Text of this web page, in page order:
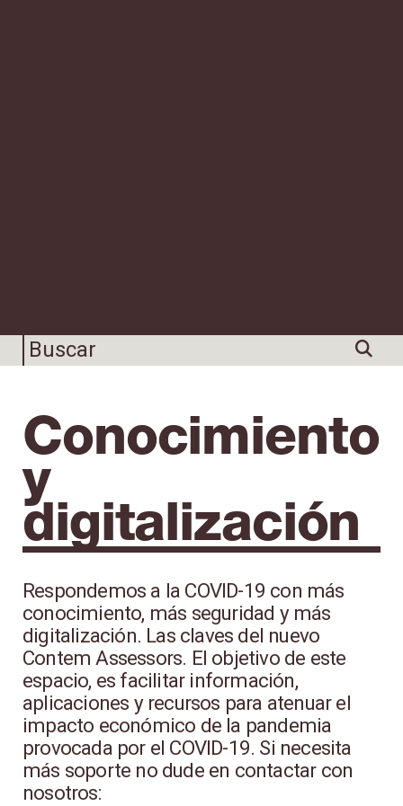
Conocimiento
y
digitalización
Respondemos a la COVID-19 con más
conocimiento, más seguridad y más
digitalización. Las claves del nuevo
Contem Assessors. El objetivo de este
espacio, es facilitar información,
aplicaciones y recursos para atenuar el
impacto económico de la pandemia
provocada por el COVID-19. Si necesita
más soporte no dude en contactar con
nosotros: